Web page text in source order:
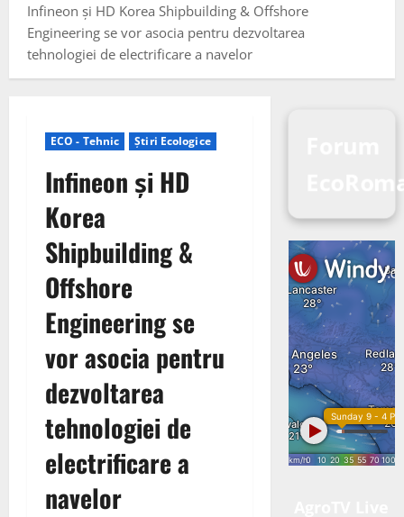
Infineon și HD Korea Shipbuilding & Offshore
Engineering se vor asocia pentru dezvoltarea
tehnologiei de electrificare a navelor
ECO - Tehnic Știri Ecologice
Infineon și HD
Korea
Shipbuilding &
Offshore
Engineering se
vor asocia pentru
dezvoltarea
tehnologiei de
electrificare a
navelor